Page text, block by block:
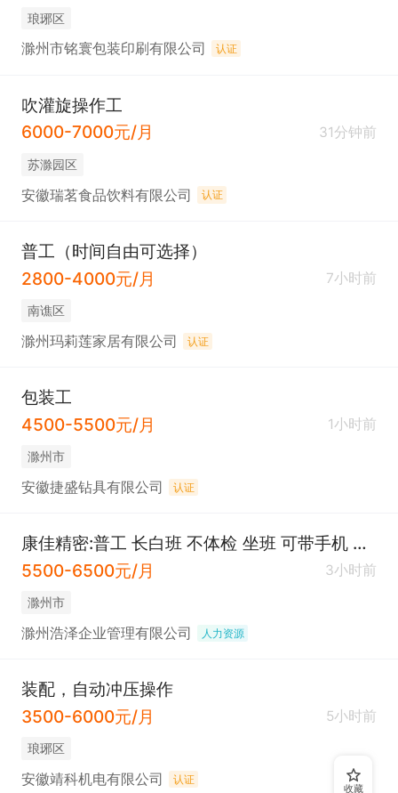
琅琊区
滁州市铭寰包装印刷有限公司 认证
吹灌旋操作工
6000-7000元/月
31分钟前
苏滁园区
安徽瑞茗食品饮料有限公司 认证
普工（时间自由可选择）
2800-4000元/月
7小时前
南谯区
滁州玛莉莲家居有限公司 认证
包装工
4500-5500元/月
1小时前
滁州市
安徽捷盛钻具有限公司 认证
康佳精密:普工 长白班 不体检 坐班 可带手机 厂内吃住
5500-6500元/月
3小时前
滁州市
滁州浩泽企业管理有限公司 人力资源
装配，自动冲压操作
3500-6000元/月
5小时前
琅琊区
安徽靖科机电有限公司 认证
收藏